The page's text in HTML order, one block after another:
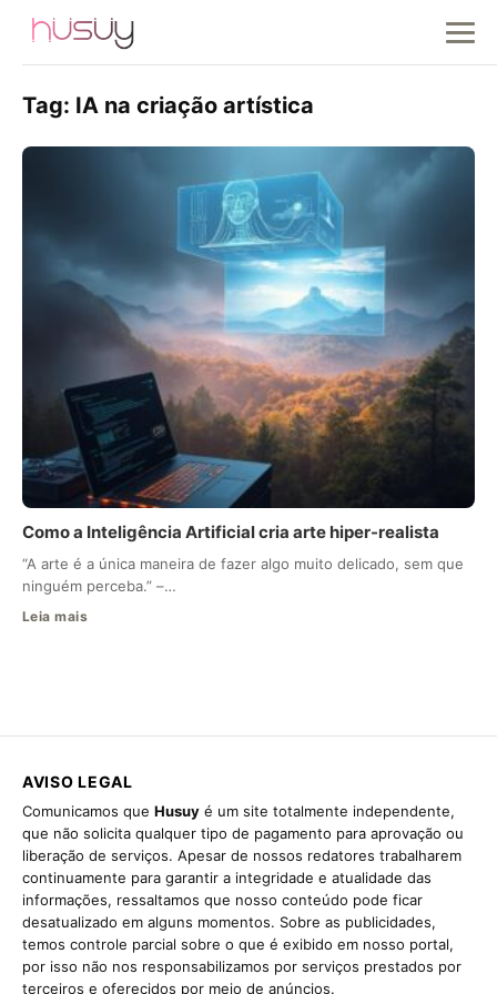
Tag: IA na criação artística
Como a Inteligência Artificial cria arte hiper-realista
“A arte é a única maneira de fazer algo muito delicado, sem que
ninguém perceba.” –…
Leia mais
AVISO LEGAL
Comunicamos que Husuy é um site totalmente independente,
que não solicita qualquer tipo de pagamento para aprovação ou
liberação de serviços. Apesar de nossos redatores trabalharem
continuamente para garantir a integridade e atualidade das
informações, ressaltamos que nosso conteúdo pode ficar
desatualizado em alguns momentos. Sobre as publicidades,
temos controle parcial sobre o que é exibido em nosso portal,
por isso não nos responsabilizamos por serviços prestados por
terceiros e oferecidos por meio de anúncios.